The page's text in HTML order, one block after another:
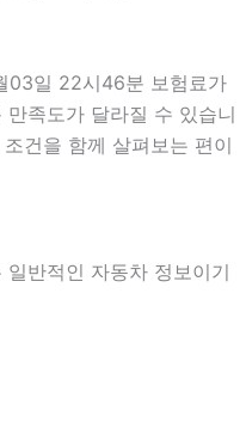
03일 22시46분 보험료가
족도가 달라질 수 있습니
건을 함께 살펴보는 편이
반적인 자동차 정보이기